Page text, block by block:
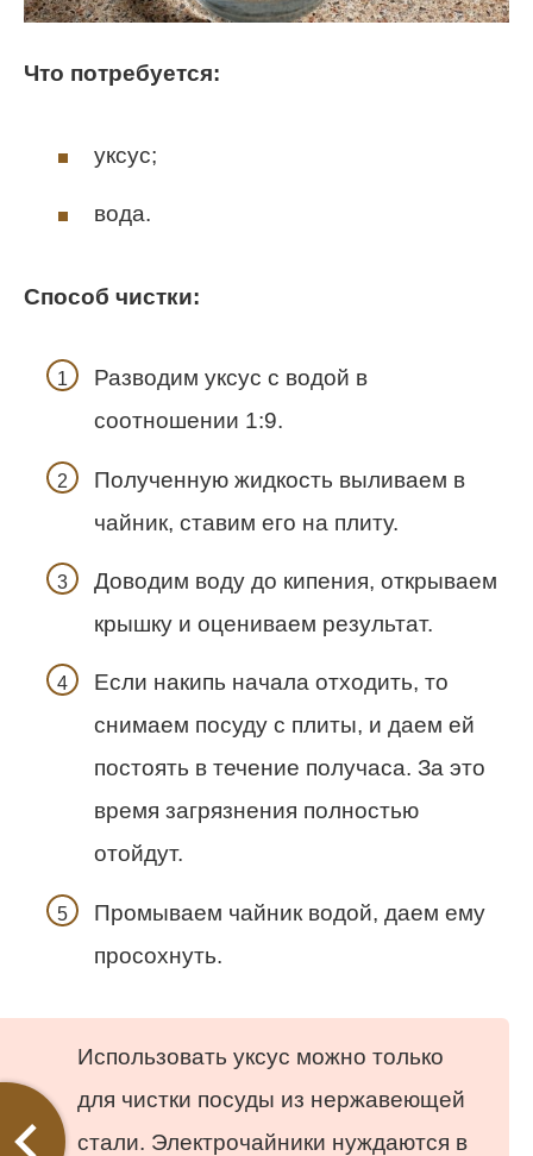
Что потребуется:
уксус;
вода.
Способ чистки:
Разводим уксус с водой в
соотношении 1:9.
Полученную жидкость выливаем в
чайник, ставим его на плиту.
Доводим воду до кипения, открываем
крышку и оцениваем результат.
Если накипь начала отходить, то
снимаем посуду с плиты, и даем ей
постоять в течение получаса. За это
время загрязнения полностью
отойдут.
Промываем чайник водой, даем ему
просохнуть.
Использовать уксус можно только
для чистки посуды из нержавеющей
стали. Электрочайники нуждаются в